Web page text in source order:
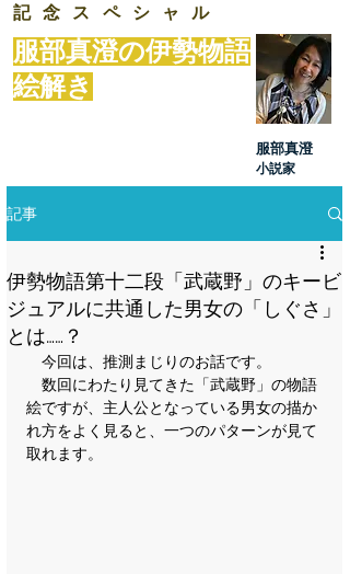
記念スペシャル
服部真澄の伊勢物語
絵解き
服部真澄
​小説家
記事
伊勢物語第十二段「武蔵野」のキービ
ジュアルに共通した男女の「しぐさ」
とは……？
今回は、推測まじりのお話です。
数回にわたり見てきた「武蔵野」の物語
絵ですが、主人公となっている男女の描か
れ方をよく見ると、一つのパターンが見て
取れます。